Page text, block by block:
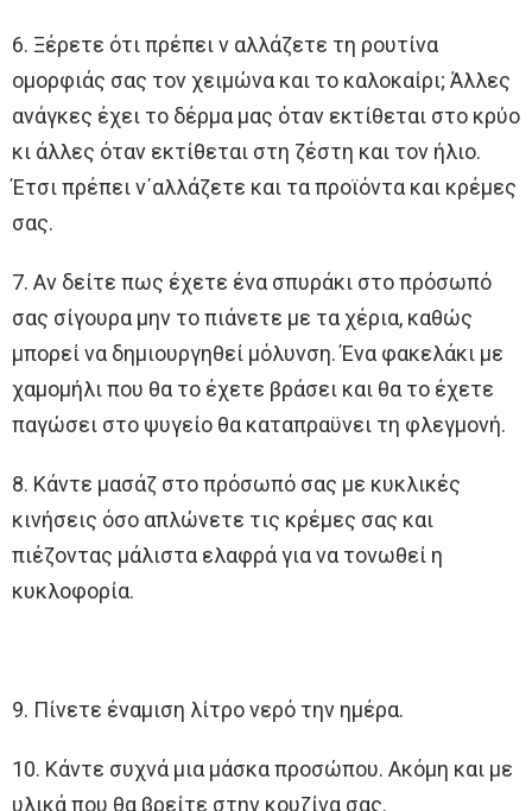
6. Ξέρετε ότι πρέπει ν αλλάζετε τη ρουτίνα
ομορφιάς σας τον χειμώνα και το καλοκαίρι; Άλλες
ανάγκες έχει το δέρμα μας όταν εκτίθεται στο κρύο
κι άλλες όταν εκτίθεται στη ζέστη και τον ήλιο.
Έτσι πρέπει ν΄αλλάζετε και τα προϊόντα και κρέμες
σας.
7. Αν δείτε πως έχετε ένα σπυράκι στο πρόσωπό
σας σίγουρα μην το πιάνετε με τα χέρια, καθώς
μπορεί να δημιουργηθεί μόλυνση. Ένα φακελάκι με
χαμομήλι που θα το έχετε βράσει και θα το έχετε
παγώσει στο ψυγείο θα καταπραϋνει τη φλεγμονή.
8. Κάντε μασάζ στο πρόσωπό σας με κυκλικές
κινήσεις όσο απλώνετε τις κρέμες σας και
πιέζοντας μάλιστα ελαφρά για να τονωθεί η
κυκλοφορία.
9. Πίνετε έναμιση λίτρο νερό την ημέρα.
10. Κάντε συχνά μια μάσκα προσώπου. Ακόμη και με
υλικά που θα βρείτε στην κουζίνα σας.